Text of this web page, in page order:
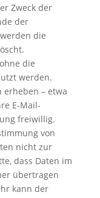
Zweck der
der
die
die
werden.
erheben – etwa
E-Mail-
freiwillig.
von
nicht zur
dass Daten im
übertragen
kann der